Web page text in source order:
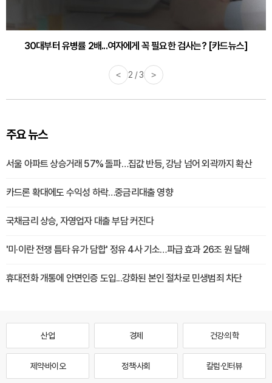
30대부터 유병률 2배...여자에게 꼭 필요한 검사는? [카드뉴스]
감기·독감 예방하고 면역력 높이는 4가지 영양제 [카드뉴스]
< 2 / 3 >
주요 뉴스
서울 아파트 상승거래 57% 돌파…집값 반등, 강남 넘어 외곽까지 확산
카드론 확대에도 수익성 하락…중금리대출 영향
국채금리 상승, 자영업자 대출 부담 커진다
'미·이란 전쟁 틈타 유가 담합' 정유 4사 기소…파급 효과 26조 원 달해
휴대전화 개통에 안면인증 도입...강화된 본인 절차로 민생범죄 차단
산업 경제 건강·의학
제약·바이오 정책·사회 칼럼·인터뷰